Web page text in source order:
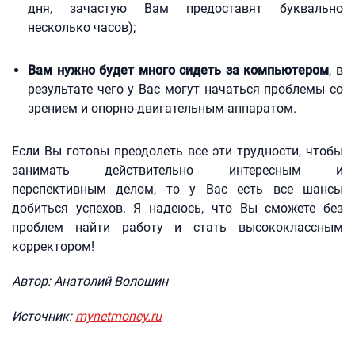
дня, зачастую Вам предоставят буквально
несколько часов);
Вам нужно будет много сидеть за компьютером, в
результате чего у Вас могут начаться проблемы со
зрением и опорно-двигательным аппаратом.
Если Вы готовы преодолеть все эти трудности, чтобы
занимать действительно интересным и
перспективным делом, то у Вас есть все шансы
добиться успехов. Я надеюсь, что Вы сможете без
проблем найти работу и стать высококлассным
корректором!
Автор: Анатолий Волошин
Источник: mynetmoney.ru